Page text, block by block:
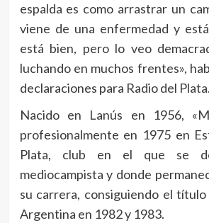
espalda es como arrastrar un
viene de una enfermedad y
está bien, pero lo veo
luchando en muchos frentes»,
declaraciones para Radio del Plata.
Nacido en Lanús en 1956,
profesionalmente en 1975 en
Plata, club en el que se
mediocampista y donde
su carrera, consiguiendo el
Argentina en 1982 y 1983.